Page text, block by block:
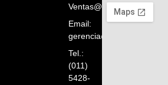
Ventas@orelion.com.ar
Email:
gerencia@orelion.com.ar
Tel.:
(011)
5428-